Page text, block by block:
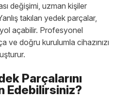
değişimi, uzman kişiler
takılan yedek parçalar,
yol açabilir. Profesyonel
ve doğru kurulumla cihazınızı
Parçalarını
Edebilirsiniz?